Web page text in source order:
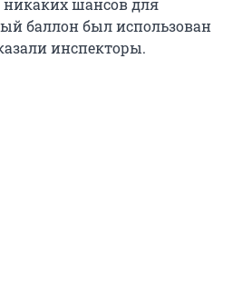
никаких шансов для
баллон был использован
инспекторы.